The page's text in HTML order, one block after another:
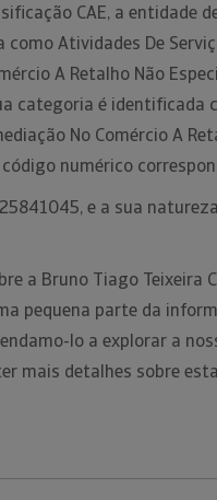
CAE, a entidade
Atividades De
A Retalho Não
categoria é identificada
No Comércio A
numérico
e a sua
a Bruno Tiago Teixeira
pequena parte da
lo a explorar a
mais detalhes sobre